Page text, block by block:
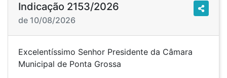
Indicação 2153/2026
de 10/08/2026
Excelentíssimo Senhor Presidente da Câmara
Municipal de Ponta Grossa